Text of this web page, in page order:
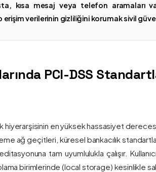
kısa mesaj veya telefon aramaları
verilerinin gizliliğini korumak sivil
PCI-DSS
hiyerarşisinin en yüksek hassasiyet
ağ geçitleri, küresel bankacılık
tam uyumlulukla çalışır.
birimlerinde (local storage) kesinlikle